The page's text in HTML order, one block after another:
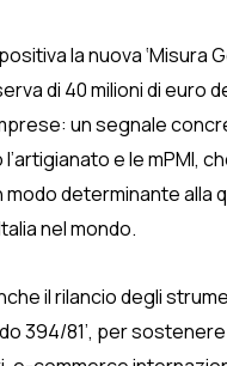
la nuova ‘Misura
di 40 milioni di euro
un segnale
e le mPMI,
determinante alla
nel mondo.
il rilancio degli
394/81’, per